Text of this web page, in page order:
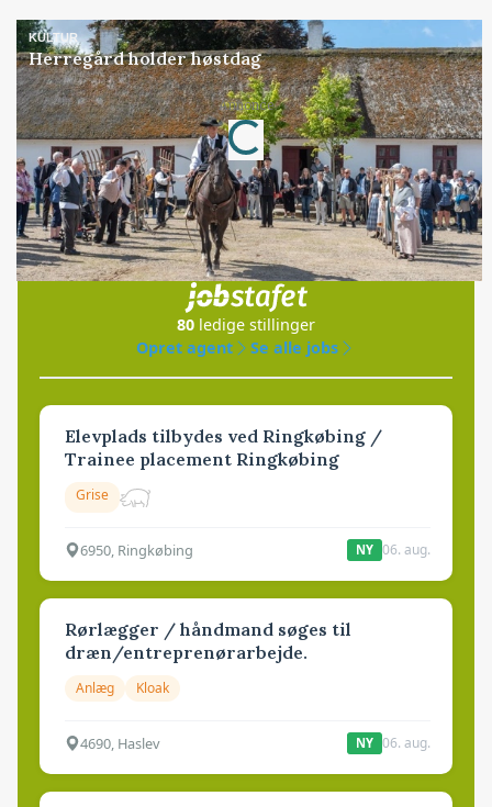
KULTUR
Herregård holder høstdag
Annonce
Loading...
Jobs
i samarbejde med
80 ledige stillinger
Opret agent
Se alle jobs
Elevplads tilbydes ved Ringkøbing /
Trainee placement Ringkøbing
Grise
6950, Ringkøbing NY 06. aug.
Rørlægger / håndmand søges til
dræn/entreprenørarbejde.
Anlæg Kloak
4690, Haslev NY 06. aug.